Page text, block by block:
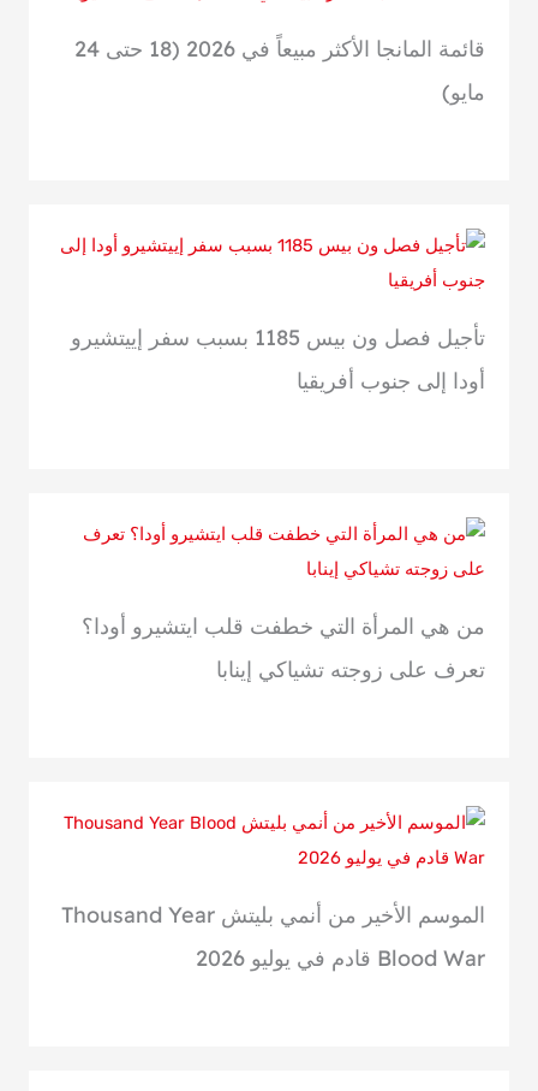
قائمة المانجا الأكثر مبيعاً في 2026 (18 حتى 24
مايو)
تأجيل فصل ون بيس 1185 بسبب سفر إييتشيرو
أودا إلى جنوب أفريقيا
من هي المرأة التي خطفت قلب ايتشيرو أودا؟
تعرف على زوجته تشياكي إينابا
الموسم الأخير من أنمي بليتش Thousand Year
Blood War قادم في يوليو 2026